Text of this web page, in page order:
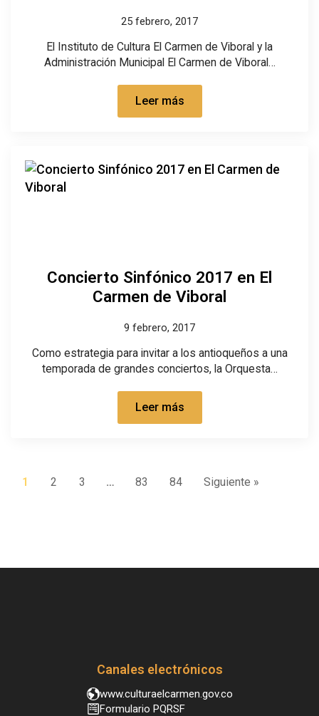
25 febrero, 2017
El Instituto de Cultura El Carmen de Viboral y la
Administración Municipal El Carmen de Viboral…
Leer más
Concierto Sinfónico 2017 en El
Carmen de Viboral
9 febrero, 2017
Como estrategia para invitar a los antioqueños a una
temporada de grandes conciertos, la Orquesta…
Leer más
1 2 3 … 83 84 Siguiente »
Canales electrónicos
www.culturaelcarmen.gov.co
Formulario PQRSF